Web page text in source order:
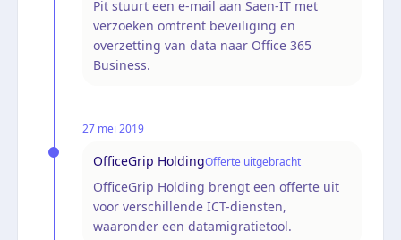
Pit stuurt een e-mail aan Saen-IT met
verzoeken omtrent beveiliging en
overzetting van data naar Office 365
Business.
27 mei 2019
OfficeGrip HoldingOfferte uitgebracht
OfficeGrip Holding brengt een offerte uit
voor verschillende ICT-diensten,
waaronder een datamigratietool.